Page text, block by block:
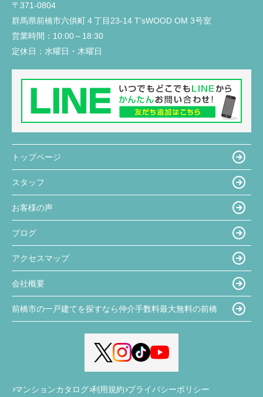
〒371-0804
群馬県前橋市六供町４丁目23‐14 T'sWOOD OM 3号室
営業時間： 10:00～18:30
定休日： 水曜日・木曜日
トップページ
スタッフ
お客様の声
ブログ
アクセスマップ
会社概要
前橋市の一戸建てを探すなら仲介手数料最大無料の前橋
マンションカタログ 利用規約 プライバシーポリシー